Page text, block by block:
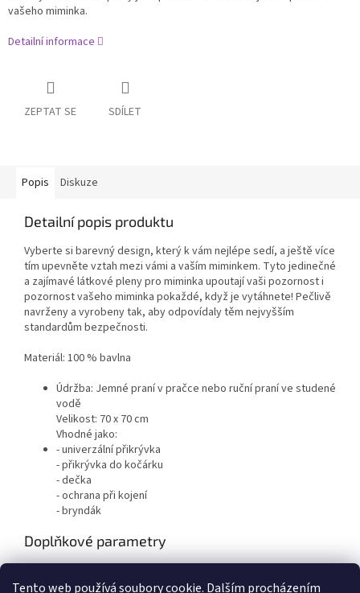
Tento web používá soubory cookie. Dalším procházením
vašeho miminka.
Detailní informace
ZEPTAT SE SDÍLET
Popis Diskuze
Detailní popis produktu
Vyberte si barevný design, který k vám nejlépe sedí, a ještě více
tím upevněte vztah mezi vámi a vaším miminkem. Tyto jedinečné
a zajímavé látkové pleny pro miminka upoutají vaši pozornost i
pozornost vašeho miminka pokaždé, když je vytáhnete! Pečlivě
navrženy a vyrobeny tak, aby odpovídaly těm nejvyšším
standardům bezpečnosti.
Materiál: 100 % bavlna
Údržba: Jemné praní v pračce nebo ruční praní ve studené
vodě
Velikost: 70 x 70 cm
Vhodné jako:
- univerzální přikrývka
- přikrývka do kočárku
- dečka
- ochrana při kojení
- bryndák
Doplňkové parametry